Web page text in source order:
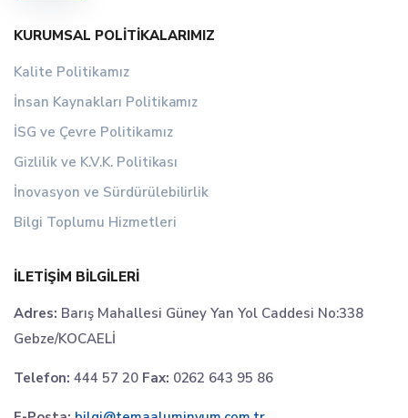
KURUMSAL POLITIKALARIMIZ
Kalite Politikamız
İnsan Kaynakları Politikamız
İSG ve Çevre Politikamız
Gizlilik ve K.V.K. Politikası
İnovasyon ve Sürdürülebilirlik
Bilgi Toplumu Hizmetleri
İLETIŞIM BILGILERI
Adres: Barış Mahallesi Güney Yan Yol Caddesi No:338
Gebze/KOCAELİ
Telefon: 444 57 20 Fax: 0262 643 95 86